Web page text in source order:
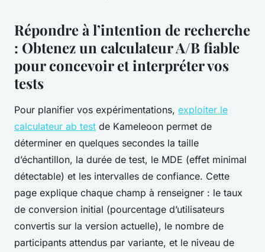
Répondre à l’intention de recherche
: Obtenez un calculateur A/B fiable
pour concevoir et interpréter vos
tests
Pour planifier vos expérimentations, exploiter le
calculateur ab test de Kameleoon permet de
déterminer en quelques secondes la taille
d’échantillon, la durée de test, le MDE (effet minimal
détectable) et les intervalles de confiance. Cette
page explique chaque champ à renseigner : le taux
de conversion initial (pourcentage d’utilisateurs
convertis sur la version actuelle), le nombre de
participants attendus par variante, et le niveau de